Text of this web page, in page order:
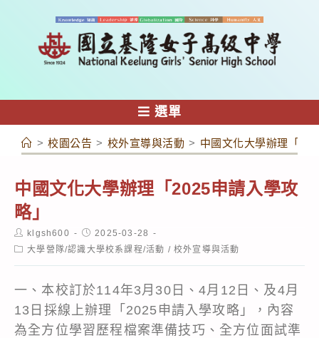
容
選單
> 校園公告 > 校外宣導與活動 > 中國文化大學辦理「
中國文化大學辦理「2025申請入學攻
略」
Post
author:
klgsh600
Post
published:
2025-03-28
Post大學營隊/認識大學校系課程/活動 / 校外宣導與活動
一、本校訂於114年3月30日、4月12日、及4月
13日採線上辦理「2025申請入學攻略」，內容
為全方位學習歷程檔案準備技巧、全方位面試準